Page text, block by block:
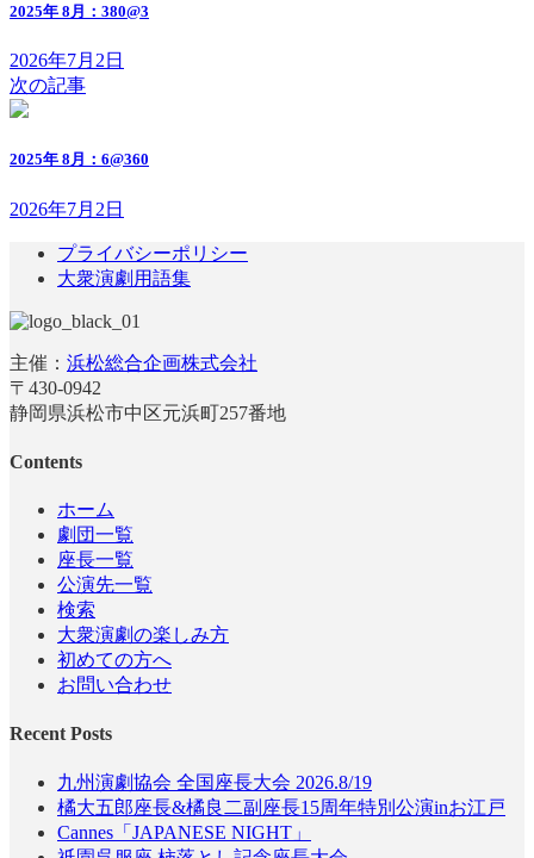
時
2025年 8月：380@3
2026年7月2日
次の記事
2025年 8月：6@360
2026年7月2日
プライバシーポリシー
大衆演劇用語集
主催： 浜松総合企画株式会社
〒430-0942
静岡県浜松市中区元浜町257番地
Contents
ホーム
劇団一覧
座長一覧
公演先一覧
検索
大衆演劇の楽しみ方
初めての方へ
お問い合わせ
Recent Posts
九州演劇協会 全国座長大会 2026.8/19
橘大五郎座長&橘良二副座長15周年特別公演inお江戸
Cannes「JAPANESE NIGHT」